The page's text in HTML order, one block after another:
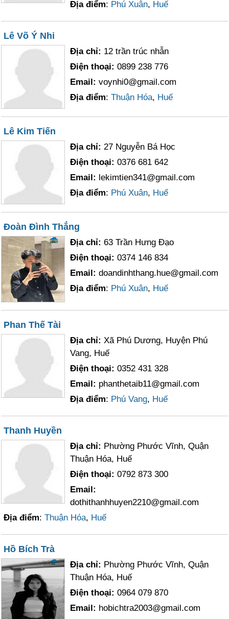
Địa điểm: Phú Xuân, Huế
Lê Võ Ý Nhi
Địa chỉ: 12 trần trúc nhẫn
Điện thoại:0899 238 776
Email:voynhi0@gmail.com
Địa điểm:Thuận Hóa, Huế
Lê Kim Tiến
Địa chỉ:27 Nguyễn Bá Học
Điện thoại:0376 681 642
Email: lekimtien341@gmail.com
Địa điểm: Phú Xuân, Huế
Đoàn Đình Thắng
Địa chỉ:63 Trần Hưng Đạo
Điện thoại:0374 146 834
Email:doandinhthang.hue@gmail.com
Địa điểm: Phú Xuân, Huế
Phan Thế Tài
Địa chỉ:Xã Phú Dương, Huyện Phú
Vang, Huế
Điện thoại:0352 431 328
Email: phanthetaib11@gmail.com
Địa điểm: Phú Vang, Huế
Thanh Huyền
Địa chỉ: Phường Phước Vĩnh, Quận
Thuận Hóa, Huế
Điện thoại:0792 873 300
Email:
dothithanhhuyen2210@gmail.com
Địa điểm:Thuận Hóa, Huế
Hồ Bích Trà
Địa chỉ: Phường Phước Vĩnh, Quận
Thuận Hóa, Huế
Điện thoại:0964 079 870
Email: hobichtra2003@gmail.com